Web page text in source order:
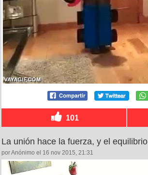
101
La unión hace la fuerza, y el equilibrio
por Anónimo el 16 nov 2015, 21:31